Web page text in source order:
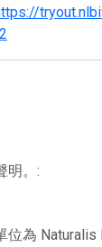
明。:
位為